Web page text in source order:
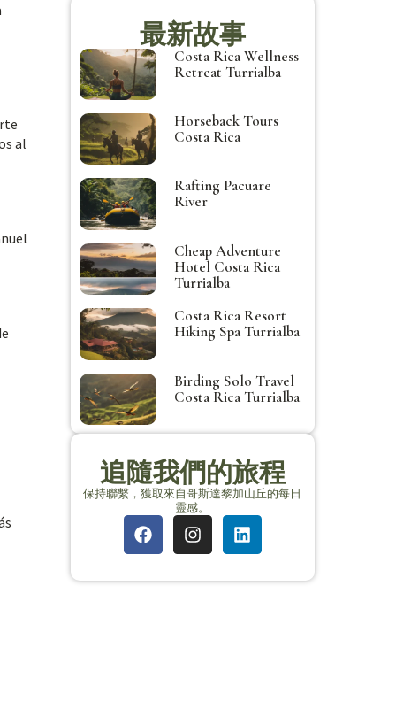
al
最新故事
Costa Rica Wellness
Retreat Turrialba
Horseback Tours
Costa Rica
Rafting Pacuare
River
Cheap Adventure
Hotel Costa Rica
Turrialba
Costa Rica Resort
Hiking Spa Turrialba
Birding Solo Travel
Costa Rica Turrialba
追隨我們的旅程
保持聯繫，獲取來自哥斯達黎加山丘的每日
靈感。